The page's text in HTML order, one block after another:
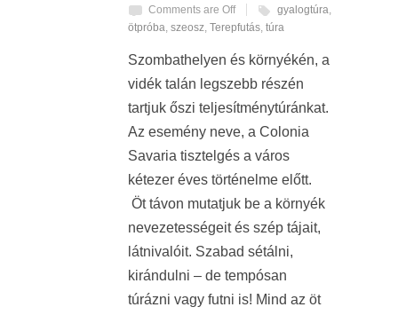
Comments are Off
gyalogtúra,
ötpróba, szeosz, Terepfutás, túra
Szombathelyen és környékén, a
vidék talán legszebb részén
tartjuk őszi teljesítménytúránkat.
Az esemény neve, a Colonia
Savaria tisztelgés a város
kétezer éves történelme előtt.
Öt távon mutatjuk be a környék
nevezetességeit és szép tájait,
látnivalóit. Szabad sétálni,
kirándulni – de tempósan
túrázni vagy futni is! Mind az öt